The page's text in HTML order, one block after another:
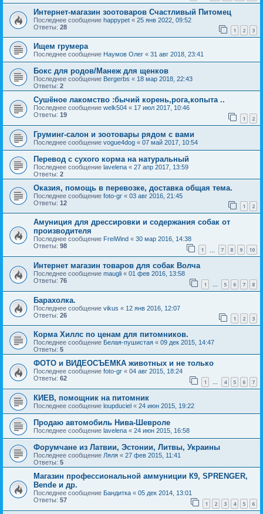
Интернет-магазин зоотоваров Счастливый Питомец
Последнее сообщение happypet « 25 янв 2022, 09:52
Ответы: 28 1 2 3
Ищем грумера
Последнее сообщение Наумов Олег « 31 авг 2018, 23:41
Бокс для родов/Манеж для щенков
Последнее сообщение Bergerbs « 18 мар 2018, 22:43
Ответы: 2
Сушёное лакомство :бычий корень,рога,копыта ..
Последнее сообщение welk504 « 17 июл 2017, 10:46
Ответы: 19 1 2
Груминг-салон и зоотовары рядом с вами
Последнее сообщение vogue4dog « 07 май 2017, 10:54
Перевод с сухого корма на натуральный
Последнее сообщение lavelena « 27 апр 2017, 13:59
Ответы: 2
Оказия, помощь в перевозке, доставка общая тема.
Последнее сообщение foto-gr « 03 авг 2016, 21:45
Ответы: 12 1 2
Амуниция для дрессировки и содержания собак от
производителя
Последнее сообщение FreiWind « 30 мар 2016, 14:38
Ответы: 98 1 7 8 9 10
Интернет магазин товаров для собак Волча
Последнее сообщение maugli « 01 фев 2016, 13:58
Ответы: 76 1 … 5 6 7 8
Барахолка.
Последнее сообщение vikus « 12 янв 2016, 12:07
Ответы: 26 1 2 3
Корма Хиллс по ценам для питомников.
Последнее сообщение Белая-пушистая « 09 дек 2015, 14:47
Ответы: 5
ФОТО и ВИДЕОСЪЕМКА животных и не только
Последнее сообщение foto-gr « 04 авг 2015, 18:24
Ответы: 62 1 … 4 5 6 7
КИЕВ, помощник на питомник
Последнее сообщение loupduciel « 24 июн 2015, 19:22
Продаю автомобиль Нива-Шевроле
Последнее сообщение lavelena « 24 июн 2015, 16:58
Форумчане из Латвии, Эстонии, Литвы, Украины
Последнее сообщение Ляля « 27 фев 2015, 11:41
Ответы: 5
Магазин профессиональной аммуниции К9, SPRENGER,
Bende и др.
Последнее сообщение Бандитка « 05 дек 2014, 13:01
Ответы: 57 1 2 3 4 5 6